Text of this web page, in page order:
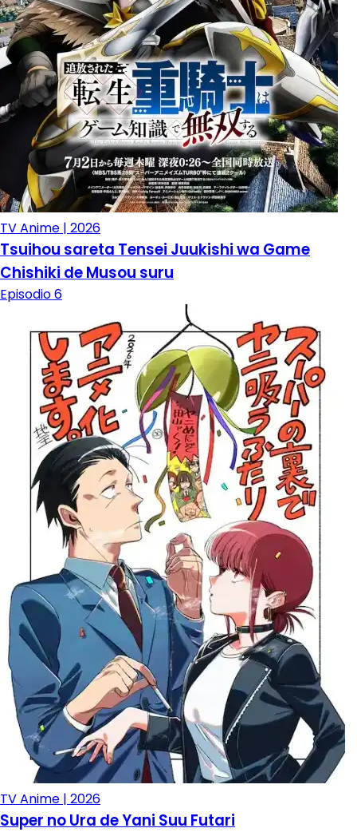
TV Anime | 2026
Tsuihou sareta Tensei Juukishi wa Game
Chishiki de Musou suru
Episodio 6
TV Anime | 2026
Super no Ura de Yani Suu Futari